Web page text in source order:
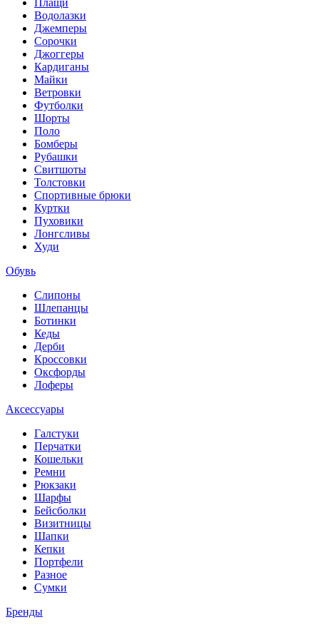
Плащи
Водолазки
Джемперы
Сорочки
Джоггеры
Кардиганы
Майки
Ветровки
Футболки
Шорты
Поло
Бомберы
Рубашки
Свитшоты
Толстовки
Спортивные брюки
Куртки
Пуховики
Лонгсливы
Худи
Обувь
Слипоны
Шлепанцы
Ботинки
Кеды
Дерби
Кроссовки
Оксфорды
Лоферы
Аксессуары
Галстуки
Перчатки
Кошельки
Ремни
Рюкзаки
Шарфы
Бейсболки
Визитницы
Шапки
Кепки
Портфели
Разное
Сумки
Бренды